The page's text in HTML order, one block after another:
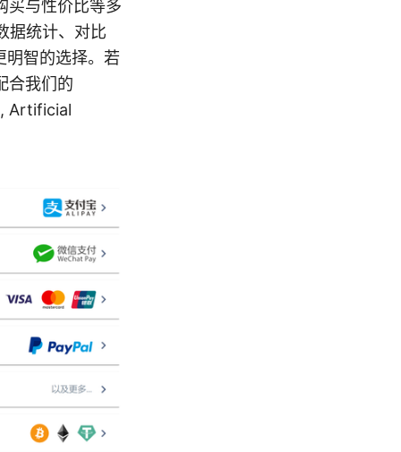
买与性价比等多
据统计、对比
明智的选择。若
合我们的
Artificial